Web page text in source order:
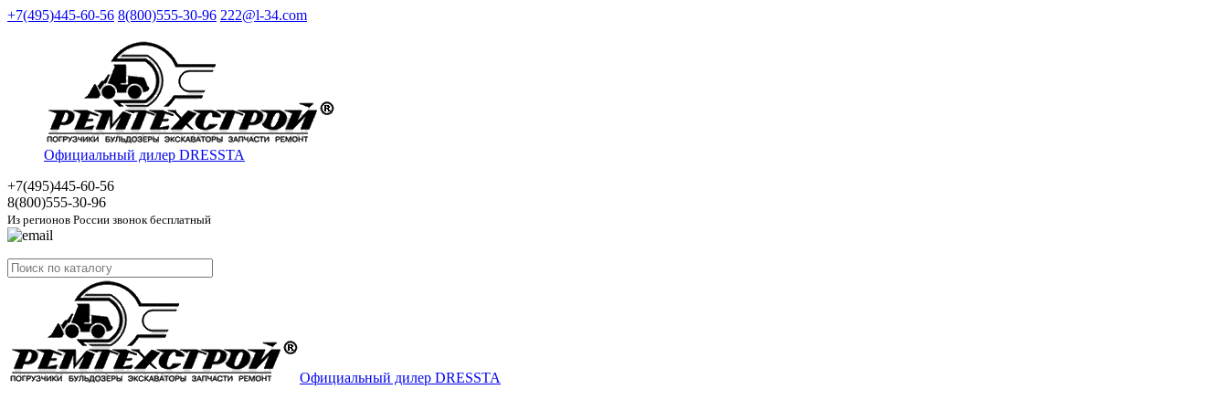
+7(495)445-60-56 8(800)555-30-96 222@l-34.com
Официальный дилер DRESSTA
+7(495)445-60-56
8(800)555-30-96
Из регионов России звонок бесплатный
Официальный дилер DRESSTA